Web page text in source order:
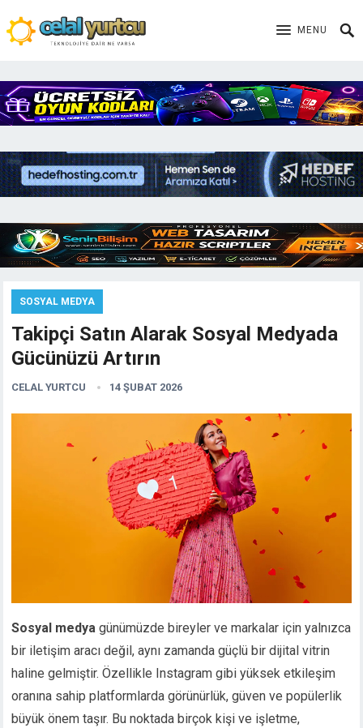
MENU
SOSYAL MEDYA
Takipçi Satın Alarak Sosyal Medyada
Gücünüzü Artırın
CELAL YURTCU 14 ŞUBAT 2026
Sosyal medya günümüzde bireyler ve markalar için yalnızca
bir iletişim aracı değil, aynı zamanda güçlü bir dijital vitrin
haline gelmiştir. Özellikle Instagram gibi yüksek etkileşim
oranına sahip platformlarda görünürlük, güven ve popülerlik
büyük önem taşır. Bu noktada birçok kişi ve işletme,